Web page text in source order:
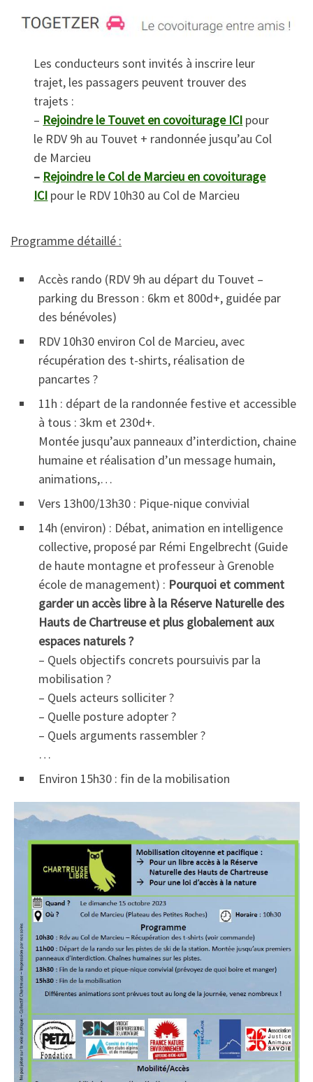
Les conducteurs sont invités à inscrire leur
trajet, les passagers peuvent trouver des
trajets :
– Rejoindre le Touvet en covoiturage ICI pour
le RDV 9h au Touvet + randonnée jusqu’au Col
de Marcieu
– Rejoindre le Col de Marcieu en covoiturage
ICI pour le RDV 10h30 au Col de Marcieu
Programme détaillé :
Accès rando (RDV 9h au départ du Touvet –
parking du Bresson : 6km et 800d+, guidée par
des bénévoles)
RDV 10h30 environ Col de Marcieu, avec
récupération des t-shirts, réalisation de
pancartes ?
11h : départ de la randonnée festive et accessible
à tous : 3km et 230d+.
Montée jusqu’aux panneaux d’interdiction, chaine
humaine et réalisation d’un message humain,
animations,…
Vers 13h00/13h30 : Pique-nique convivial
14h (environ) : Débat, animation en intelligence
collective, proposé par Rémi Engelbrecht (Guide
de haute montagne et professeur à Grenoble
école de management) : Pourquoi et comment
garder un accès libre à la Réserve Naturelle des
Hauts de Chartreuse et plus globalement aux
espaces naturels ?
– Quels objectifs concrets poursuivis par la
mobilisation ?
– Quels acteurs solliciter ?
– Quelle posture adopter ?
– Quels arguments rassembler ?
…
Environ 15h30 : fin de la mobilisation